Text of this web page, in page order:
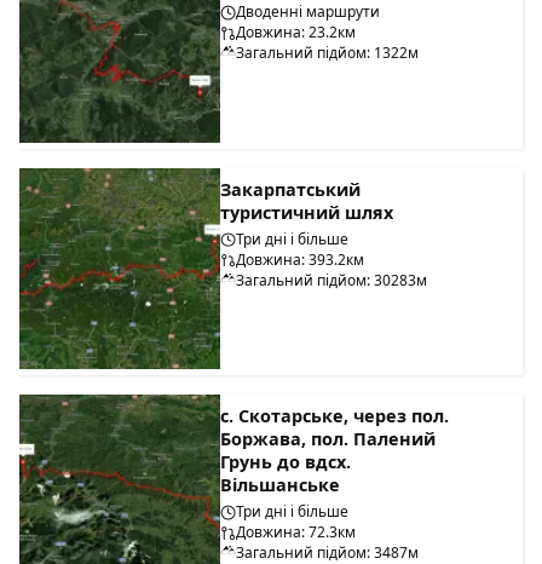
Дводенні маршрути
Довжина: 23.2км
Загальний підйом: 1322м
Закарпатський
туристичний шлях
Три дні і більше
Довжина: 393.2км
Загальний підйом: 30283м
с. Скотарське, через пол.
Боржава, пол. Палений
Грунь до вдсх.
Вільшанське
Три дні і більше
Довжина: 72.3км
Загальний підйом: 3487м